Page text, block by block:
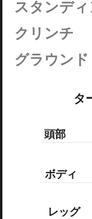
スタンディ
クリンチ
グラウンド
タ
頭部
ボディ
レッグ